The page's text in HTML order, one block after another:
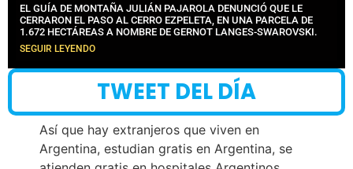
EL GUÍA DE MONTAÑA JULIÁN PAJAROLA DENUNCIÓ QUE LE
CERRARON EL PASO AL CERRO EZPELETA, EN UNA PARCELA DE
1.672 HECTÁREAS A NOMBRE DE GERNOT LANGES-SWAROVSKI.
SEGUIR LEYENDO
TWEET DEL DÍA
Así que hay extranjeros que viven en
Argentina, estudian gratis en Argentina, se